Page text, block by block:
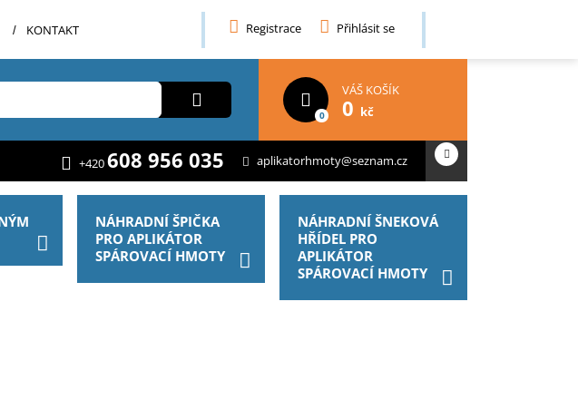
KONTAKT Registrace Přihlásit se
0
VÁŠ KOŠÍK
0 kč
+420608 956 035 aplikatorhmoty@seznam.cz
NÁHRADNÍ ŠPIČKA
PRO APLIKÁTOR
SPÁROVACÍ HMOTY
NÁHRADNÍ ŠNEKOVÁ
HŘÍDEL PRO
APLIKÁTOR
SPÁROVACÍ HMOTY